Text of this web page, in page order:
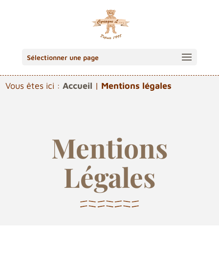
Sélectionner une page
Vous êtes ici :Accueil | Mentions légales
Mentions
Légales